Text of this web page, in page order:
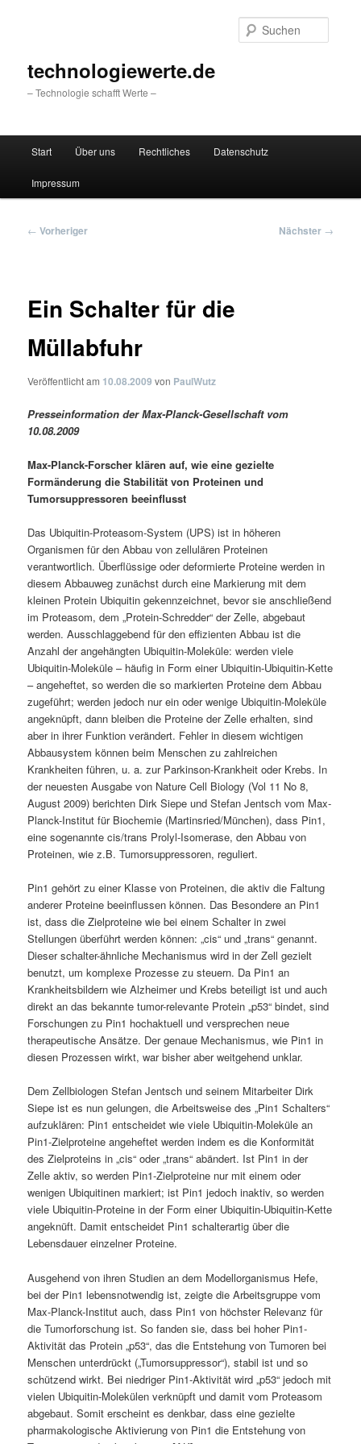
technologiewerte.de
– Technologie schafft Werte –
Start Über uns Rechtliches Datenschutz
Impressum
Beitragsnavigation
← Vorheriger Nächster →
Ein Schalter für die
Müllabfuhr
Veröffentlicht am 10.08.2009 von PaulWutz
Presseinformation der Max-Planck-Gesellschaft vom
10.08.2009
Max-Planck-Forscher klären auf, wie eine gezielte
Formänderung die Stabilität von Proteinen und
Tumorsuppressoren beeinflusst
Das Ubiquitin-Proteasom-System (UPS) ist in höheren
Organismen für den Abbau von zellulären Proteinen
verantwortlich. Überflüssige oder deformierte Proteine werden in
diesem Abbauweg zunächst durch eine Markierung mit dem
kleinen Protein Ubiquitin gekennzeichnet, bevor sie anschließend
im Proteasom, dem „Protein-Schredder“ der Zelle, abgebaut
werden. Ausschlaggebend für den effizienten Abbau ist die
Anzahl der angehängten Ubiquitin-Moleküle: werden viele
Ubiquitin-Moleküle – häufig in Form einer Ubiquitin-Ubiquitin-Kette
– angeheftet, so werden die so markierten Proteine dem Abbau
zugeführt; werden jedoch nur ein oder wenige Ubiquitin-Moleküle
angeknüpft, dann bleiben die Proteine der Zelle erhalten, sind
aber in ihrer Funktion verändert. Fehler in diesem wichtigen
Abbausystem können beim Menschen zu zahlreichen
Krankheiten führen, u. a. zur Parkinson-Krankheit oder Krebs. In
der neuesten Ausgabe von Nature Cell Biology (Vol 11 No 8,
August 2009) berichten Dirk Siepe und Stefan Jentsch vom Max-
Planck-Institut für Biochemie (Martinsried/München), dass Pin1,
eine sogenannte cis/trans Prolyl-Isomerase, den Abbau von
Proteinen, wie z.B. Tumorsuppressoren, reguliert.
Pin1 gehört zu einer Klasse von Proteinen, die aktiv die Faltung
anderer Proteine beeinflussen können. Das Besondere an Pin1
ist, dass die Zielproteine wie bei einem Schalter in zwei
Stellungen überführt werden können: „cis“ und „trans“ genannt.
Dieser schalter-ähnliche Mechanismus wird in der Zell gezielt
benutzt, um komplexe Prozesse zu steuern. Da Pin1 an
Krankheitsbildern wie Alzheimer und Krebs beteiligt ist und auch
direkt an das bekannte tumor-relevante Protein „p53“ bindet, sind
Forschungen zu Pin1 hochaktuell und versprechen neue
therapeutische Ansätze. Der genaue Mechanismus, wie Pin1 in
diesen Prozessen wirkt, war bisher aber weitgehend unklar.
Dem Zellbiologen Stefan Jentsch und seinem Mitarbeiter Dirk
Siepe ist es nun gelungen, die Arbeitsweise des „Pin1 Schalters“
aufzuklären: Pin1 entscheidet wie viele Ubiquitin-Moleküle an
Pin1-Zielproteine angeheftet werden indem es die Konformität
des Zielproteins in „cis“ oder „trans“ abändert. Ist Pin1 in der
Zelle aktiv, so werden Pin1-Zielproteine nur mit einem oder
wenigen Ubiquitinen markiert; ist Pin1 jedoch inaktiv, so werden
viele Ubiquitin-Proteine in der Form einer Ubiquitin-Ubiquitin-Kette
angeknüft. Damit entscheidet Pin1 schalterartig über die
Lebensdauer einzelner Proteine.
Ausgehend von ihren Studien an dem Modellorganismus Hefe,
bei der Pin1 lebensnotwendig ist, zeigte die Arbeitsgruppe vom
Max-Planck-Institut auch, dass Pin1 von höchster Relevanz für
die Tumorforschung ist. So fanden sie, dass bei hoher Pin1-
Aktivität das Protein „p53“, das die Entstehung von Tumoren bei
Menschen unterdrückt („Tumorsuppressor“), stabil ist und so
schützend wirkt. Bei niedriger Pin1-Aktivität wird „p53“ jedoch mit
vielen Ubiquitin-Molekülen verknüpft und damit vom Proteasom
abgebaut. Somit erscheint es denkbar, dass eine gezielte
pharmakologische Aktivierung von Pin1 die Entstehung von